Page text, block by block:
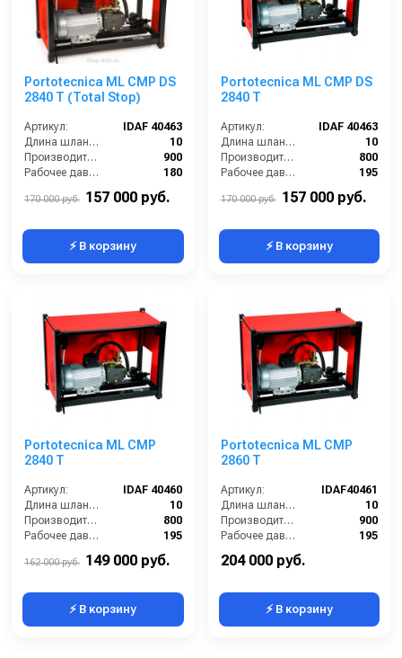
Portotecnica ML CMP DS
2840 T (Total Stop)
Артикул:
IDAF 40463
Длина шланга ВД (м):
10
Производительность (л/ч):
900
Рабочее давление (бар):
180
170 000 руб. 157 000 руб.
⚡ В корзину
Portotecnica ML CMP DS
2840 T
Артикул:
IDAF 40463
Длина шланга ВД (м):
10
Производительность (л/ч):
800
Рабочее давление (бар):
195
170 000 руб. 157 000 руб.
⚡ В корзину
Portotecnica ML CMP
2840 T
Артикул:
IDAF 40460
Длина шланга ВД (м):
10
Производительность (л/ч):
800
Рабочее давление (бар):
195
162 000 руб. 149 000 руб.
⚡ В корзину
Portotecnica ML CMP
2860 T
Артикул:
IDAF40461
Длина шланга ВД (м):
10
Производительность (л/ч):
900
Рабочее давление (бар):
195
204 000 руб.
⚡ В корзину